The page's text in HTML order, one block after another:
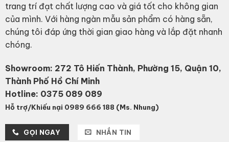
trang trí đạt chất lượng cao và giá tốt cho không gian
của mình. Với hàng ngàn mẫu sản phẩm có hàng sẵn,
chúng tôi đáp ứng thời gian giao hàng và lắp đặt nhanh
chóng.
Showroom: 272 Tô Hiến Thành, Phường 15, Quận 10,
Thành Phố Hồ Chí Minh
Hotline: 0375 089 089
Hỗ trợ/Khiếu nại 0989 666 188 (Ms. Nhung)
GỌI NGAY NHẮN TIN